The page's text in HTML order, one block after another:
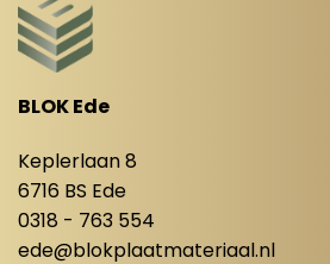
BLOK Ede
Keplerlaan 8
6716 BS Ede
0318 - 763 554
ede@blokplaatmateriaal.nl